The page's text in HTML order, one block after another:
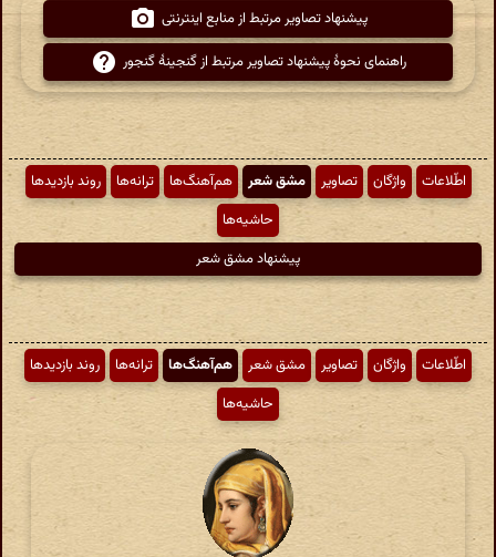
پیشنهاد تصاویر مرتبط از منابع اینترنتی
راهنمای نحوهٔ پیشنهاد تصاویر مرتبط از گنجینهٔ گنجور
اطّلاعات واژگان تصاویر مشق شعر هم‌آهنگ‌ها ترانه‌ها
روند بازدیدها
حاشیه‌ها
پیشنهاد مشق شعر
اطّلاعات واژگان تصاویر مشق شعر هم‌آهنگ‌ها ترانه‌ها
روند بازدیدها
حاشیه‌ها